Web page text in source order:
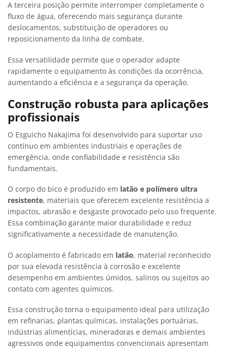
A terceira posição permite interromper completamente o
fluxo de água, oferecendo mais segurança durante
deslocamentos, substituição de operadores ou
reposicionamento da linha de combate.
Essa versatilidade permite que o operador adapte
rapidamente o equipamento às condições da ocorrência,
aumentando a eficiência e a segurança da operação.
Construção robusta para aplicações
profissionais
O Esguicho Nakajima foi desenvolvido para suportar uso
contínuo em ambientes industriais e operações de
emergência, onde confiabilidade e resistência são
fundamentais.
O corpo do bico é produzido em latão e polímero ultra
resistente, materiais que oferecem excelente resistência a
impactos, abrasão e desgaste provocado pelo uso frequente.
Essa combinação garante maior durabilidade e reduz
significativamente a necessidade de manutenção.
O acoplamento é fabricado em latão, material reconhecido
por sua elevada resistência à corrosão e excelente
desempenho em ambientes úmidos, salinos ou sujeitos ao
contato com agentes químicos.
Essa construção torna o equipamento ideal para utilização
em refinarias, plantas químicas, instalações portuárias,
indústrias alimentícias, mineradoras e demais ambientes
agressivos onde equipamentos convencionais apresentam